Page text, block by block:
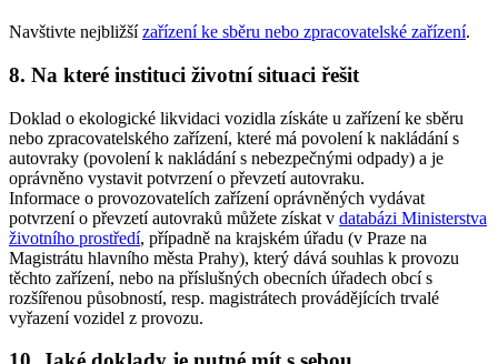
Navštivte nejbližšízařízení ke sběru nebo zpracovatelské zařízení.
8. Na které instituci životní situaci řešit
Doklad o ekologické likvidaci vozidla získáte u zařízení ke sběru
nebo zpracovatelského zařízení, které má povolení k nakládání s
autovraky (povolení k nakládání s nebezpečnými odpady) a je
oprávněno vystavit potvrzení o převzetí autovraku.
Informace o provozovatelích zařízení oprávněných vydávat
potvrzení o převzetí autovraků můžete získat v databázi Ministerstva
životního prostředí, případně na krajském úřadu (v Praze na
Magistrátu hlavního města Prahy), který dává souhlas k provozu
těchto zařízení, nebo na příslušných obecních úřadech obcí s
rozšířenou působností, resp. magistrátech provádějících trvalé
vyřazení vozidel z provozu.